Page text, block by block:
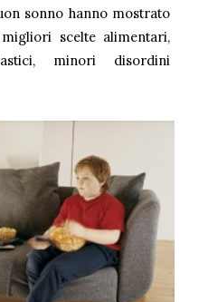
sonno hanno mostrato
scelte alimentari,
minori disordini